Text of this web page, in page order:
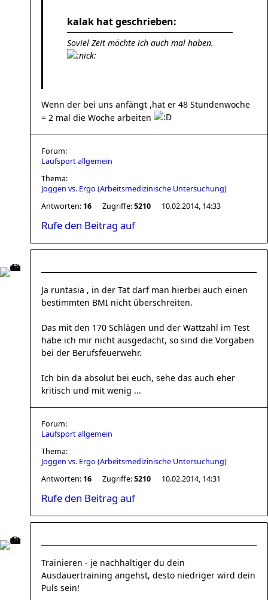
kalak hat geschrieben:
Soviel Zeit möchte ich auch mal haben.
Wenn der bei uns anfängt ,hat er 48 Stundenwoche
= 2 mal die Woche arbeiten
Forum:
Laufsport allgemein
Thema:
Joggen vs. Ergo (Arbeitsmedizinische Untersuchung)
Antworten: 16 Zugriffe:5210 10.02.2014, 14:33
Rufe den Beitrag auf
Ja runtasia , in der Tat darf man hierbei auch einen
bestimmten BMI nicht überschreiten.
Das mit den 170 Schlägen und der Wattzahl im Test
habe ich mir nicht ausgedacht, so sind die Vorgaben
bei der Berufsfeuerwehr.
Ich bin da absolut bei euch, sehe das auch eher
kritisch und mit wenig ...
Forum:
Laufsport allgemein
Thema:
Joggen vs. Ergo (Arbeitsmedizinische Untersuchung)
Antworten: 16 Zugriffe:5210 10.02.2014, 14:31
Rufe den Beitrag auf
Trainieren - je nachhaltiger du dein
Ausdauertraining angehst, desto niedriger wird dein
Puls sein!